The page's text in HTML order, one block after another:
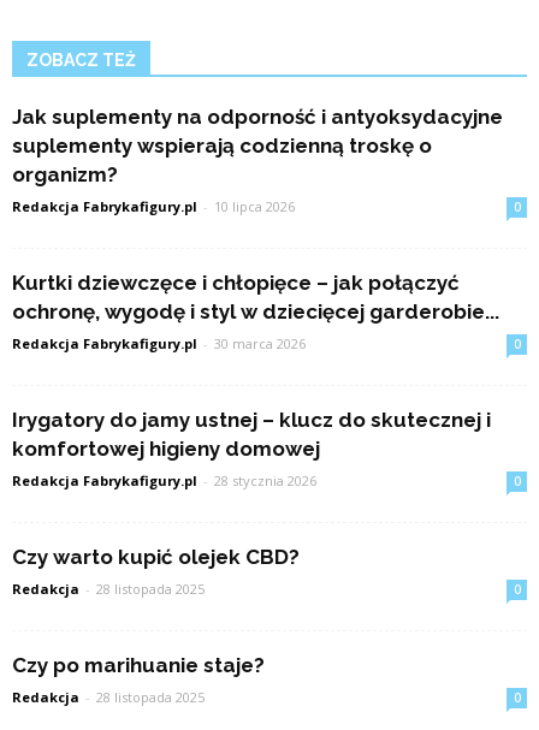
ZOBACZ TEŻ
Jak suplementy na odporność i antyoksydacyjne
suplementy wspierają codzienną troskę o
organizm?
Redakcja Fabrykafigury.pl - 10 lipca 2026 0
Kurtki dziewczęce i chłopięce – jak połączyć
ochronę, wygodę i styl w dziecięcej garderobie...
Redakcja Fabrykafigury.pl - 30 marca 2026 0
Irygatory do jamy ustnej – klucz do skutecznej i
komfortowej higieny domowej
Redakcja Fabrykafigury.pl - 28 stycznia 2026 0
Czy warto kupić olejek CBD?
Redakcja - 28 listopada 2025 0
Czy po marihuanie staje?
Redakcja - 28 listopada 2025 0